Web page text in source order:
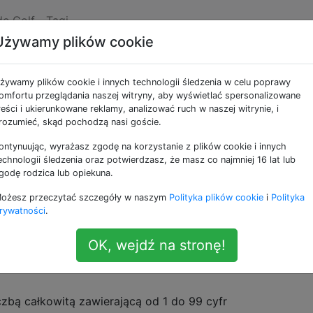
Golf Tagi
literę
pobiera liczbę jako dane wejściowe i wyprowadza
i wielkich liter są zastępowane ich odpowiednikami
punktów kodowych:
punktów kodowych: 97-122
na wejściu są równe punktowi kodowemu litery,
całkowitą zawierającą od 1 do 99 cyfr
plików cookie
plików cookie i innych technologii śledzenia w celu poprawy
przeglądania naszej witryny, aby wyświetlać spersonalizowane
i ukierunkowane reklamy, analizować ruch w naszej witrynie, i
skąd pochodzą nasi goście.
wyrażasz zgodę na korzystanie z plików cookie i innych
śledzenia oraz potwierdzasz, że masz co najmniej 16 lat lub
rodzica lub opiekuna.
przeczytać szczegóły w naszym Polityka plików cookie i Polityka
.
OK, wejdź na stronę!